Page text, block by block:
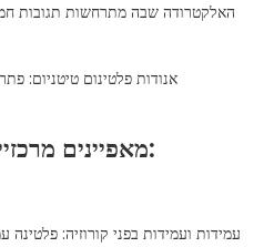
האלקטרודה שבה מתרחשות תגובות
מאפיינים מרכזיים של אנודות פלטינום:
עמידות ועמידות בפני קורוזיה: פלטינה